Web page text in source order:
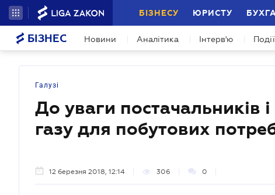
БІЗНЕСУ ЮРИСТУ
БІЗНЕС Новини Аналітика Інтерв'ю Події
Галузі
До уваги постачальників
газу для побутових
12 березня 2018, 12:14 306 0